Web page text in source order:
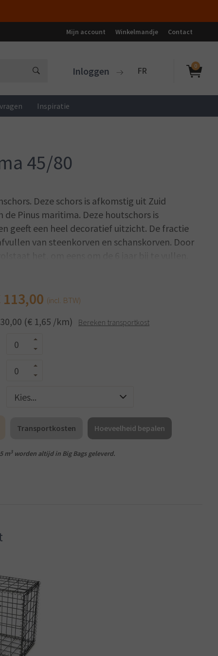
Mijn account Winkelmandje Contact
Inloggen FR 0
Inspiratie
45/80
Deze schors is afkomstig uit Zuid
Pinus maritima. Deze houtschors is
geeft een heel decoratief uitzicht. De fractie
van steenkorven en schanskorven. Door
BTW inclusief!
113,00 (incl. BTW)
(€ 1,65 /km) Bereken transportkost
Transportkosten Hoeveelheid bepalen
m3worden altijd in Big Bags geleverd.